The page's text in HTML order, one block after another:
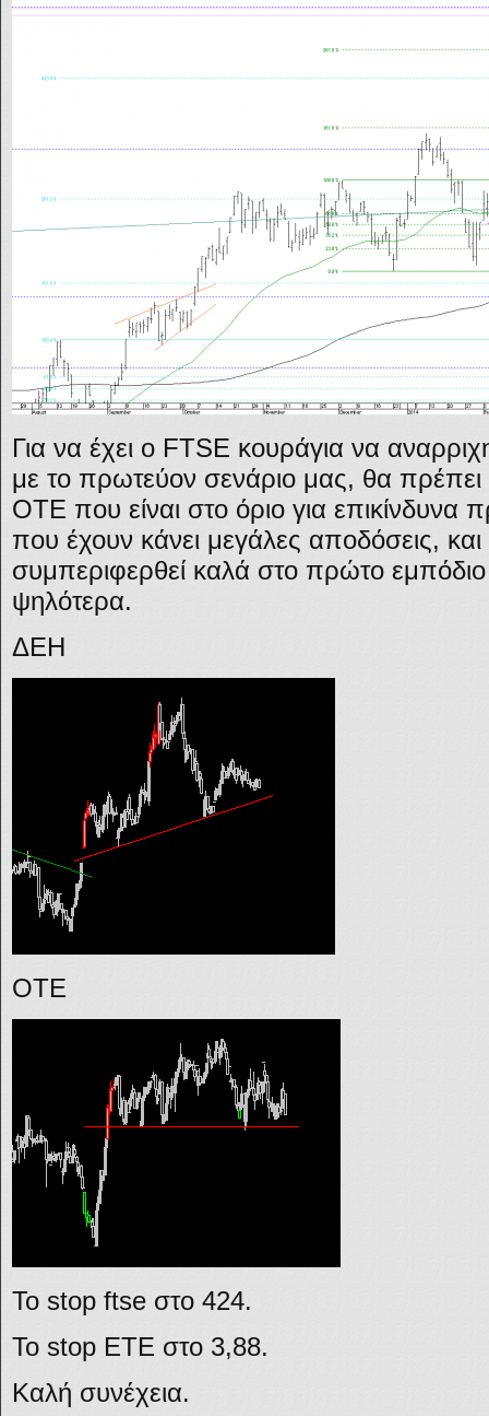
Για να έχει ο FTSE κουράγια να
με το πρωτεύον σενάριο μας, θα
ΟΤΕ που είναι στο όριο για
που έχουν κάνει μεγάλες αποδόσεις,
συμπεριφερθεί καλά στο πρώτο εμπόδιο
ψηλότερα.
ΔΕΗ
ΟΤΕ
Το stop ftse στο 424.
Το stop ETE στο 3,88.
Καλή συνέχεια.